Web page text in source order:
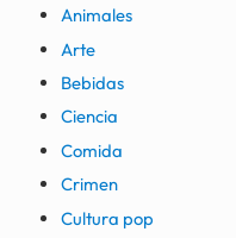
Animales
Arte
Bebidas
Ciencia
Comida
Crimen
Cultura pop